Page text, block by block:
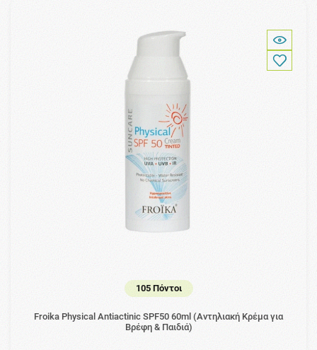
105 Πόντοι
Froika Physical Antiactinic SPF50 60ml (Αντηλιακή Κρέμα για
Βρέφη & Παιδιά)